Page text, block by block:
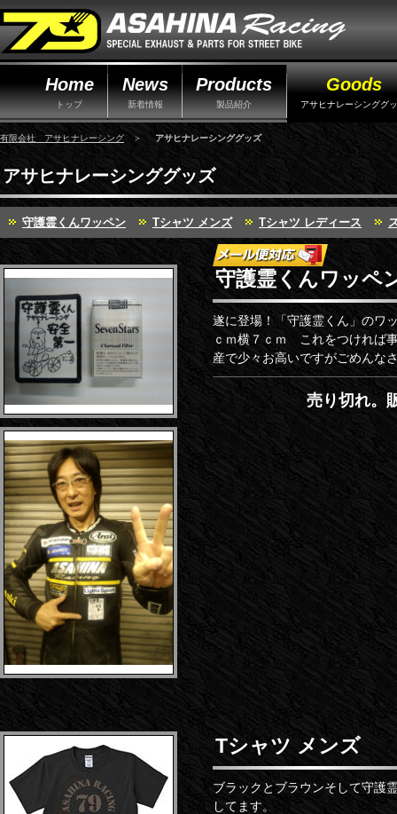
Home
トップ
News
新着情報
Products
製品紹介
Goods
アサヒナレーシンググ
有限会社 アサヒナレーシング ＞ アサヒナレーシンググッズ
アサヒナレーシンググッズ
守護霊くんワッペン Tシャツ メンズ Tシャツ レディース
守護霊くんワッペ
遂に登場！「守護霊くん」のワ
ｃｍ横７ｃｍ これをつければ
産で少々お高いですがごめんな
売り切れ。
Tシャツ メンズ
ブラックとブラウンそして守護
してます。